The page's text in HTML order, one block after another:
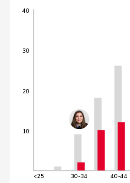
10
20
30
40
<25 30-34 40-44